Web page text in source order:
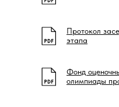
Протокол
этапа
Фонд
олимпиады